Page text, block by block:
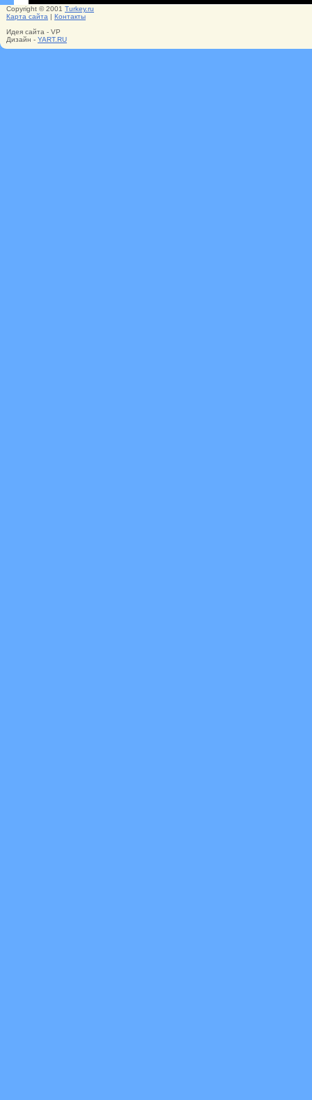
Copyright © 2001 Turkey.ru
Карта сайта | Контакты
Идея сайта - VP
Дизайн - YART.RU